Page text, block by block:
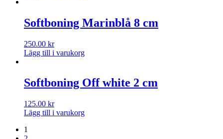
Softboning Marinblå 8 cm
250.00 kr
Lägg till i varukorg
Softboning Off white 2 cm
125.00 kr
Lägg till i varukorg
1